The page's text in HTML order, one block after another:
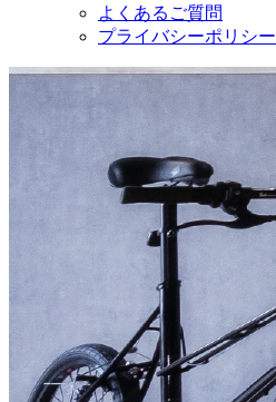
よくあるご質問
プライバシーポリシー